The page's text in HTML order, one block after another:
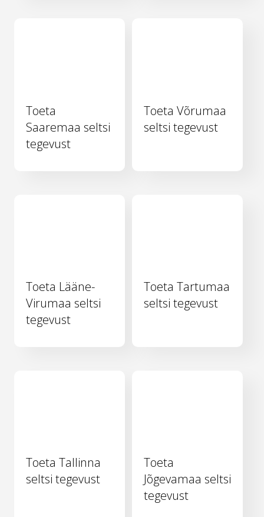
Toeta
Saaremaa seltsi
tegevust
Toeta Võrumaa
seltsi tegevust
Toeta Lääne-
Virumaa seltsi
tegevust
Toeta Tartumaa
seltsi tegevust
Toeta Tallinna
seltsi tegevust
Toeta
Jõgevamaa seltsi
tegevust